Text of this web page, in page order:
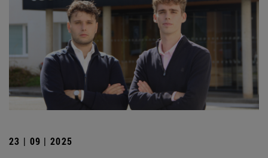
23 | 09 | 2025